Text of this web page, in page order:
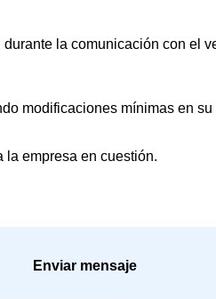
la comunicación con el
modificaciones mínimas en
la empresa en cuestión.
Enviar mensaje